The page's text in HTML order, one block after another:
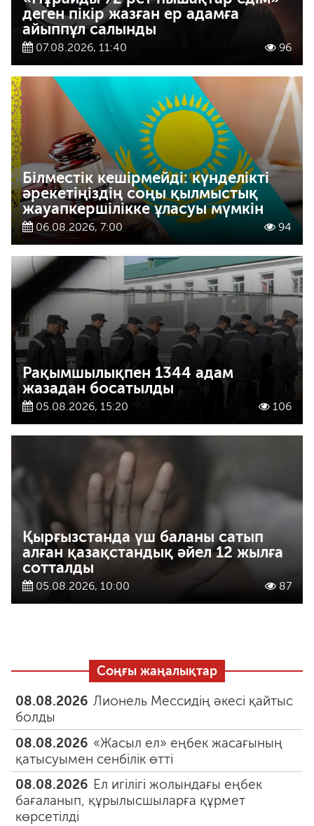
деген пікір жазған ер адамға
айыппұл салынды
07.08.2026, 11:40 96
Білместік кешірмейді: күнделікті
әрекетіңіздің соңы қылмыстық
жауапкершілікке ұласуы мүмкін
06.08.2026, 7:00 94
Рақымшылықпен 1344 адам
жазадан босатылды
05.08.2026, 15:20 106
Қырғызстанда үш баланы сатып
алған қазақстандық әйел 12 жылға
сотталды
05.08.2026, 10:00 87
Соңғы жаңалықтар
08.08.2026 Лионель Мессидің әкесі қайтыс
болды
08.08.2026 «Жасыл ел» еңбек жасағының
қатысуымен сенбілік өтті
08.08.2026 Ел игілігі жолындағы еңбек
бағаланып, құрылысшыларға құрмет
көрсетілді